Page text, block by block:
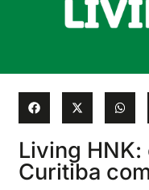
Living
Curitiba